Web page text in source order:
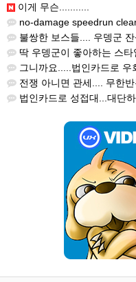
이게 무슨...........
no-damage speedrun
불쌍한 보스들.... 우뎅군 잔
딱 우뎅군이 좋아하는 스
그니까요.....법인카드로 우회
전쟁 아니면 관세.... 무한
법인카드로 성접대...대단